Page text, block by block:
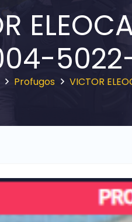
Profugos VICTOR